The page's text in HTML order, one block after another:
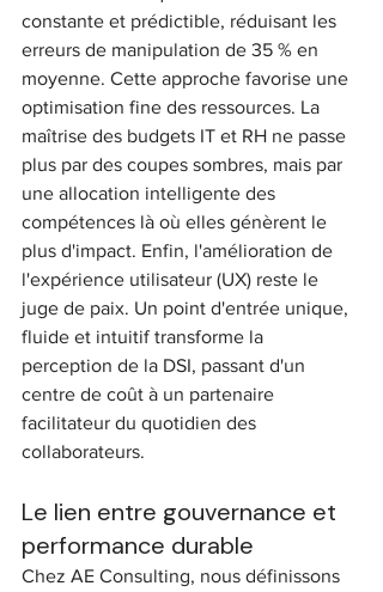
constante et prédictible, réduisant les
erreurs de manipulation de 35 % en
moyenne. Cette approche favorise une
optimisation fine des ressources. La
maîtrise des budgets IT et RH ne passe
plus par des coupes sombres, mais par
une allocation intelligente des
compétences là où elles génèrent le
plus d'impact. Enfin, l'amélioration de
l'expérience utilisateur (UX) reste le
juge de paix. Un point d'entrée unique,
fluide et intuitif transforme la
perception de la DSI, passant d'un
centre de coût à un partenaire
facilitateur du quotidien des
collaborateurs.
Le lien entre gouvernance et
performance durable
Chez AE Consulting, nous définissons